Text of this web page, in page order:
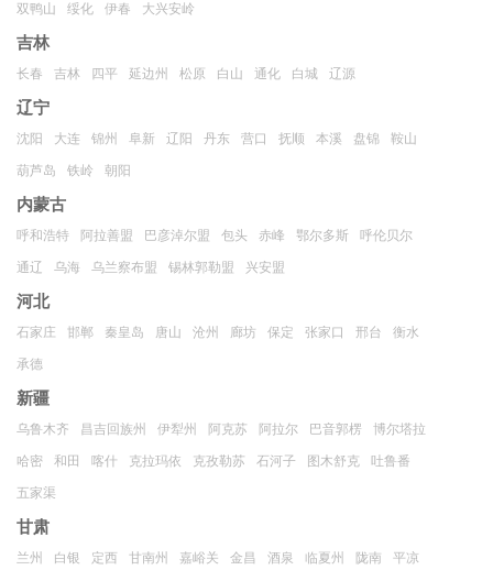
双鸭山 绥化 伊春 大兴安岭
吉林
长春 吉林 四平 延边州 松原 白山 通化 白城 辽源
辽宁
沈阳 大连 锦州 阜新 辽阳 丹东 营口 抚顺 本溪 盘锦 鞍山
葫芦岛 铁岭 朝阳
内蒙古
呼和浩特 阿拉善盟 巴彦淖尔盟 包头 赤峰 鄂尔多斯 呼伦贝尔
通辽 乌海 乌兰察布盟 锡林郭勒盟 兴安盟
河北
石家庄 邯郸 秦皇岛 唐山 沧州 廊坊 保定 张家口 邢台 衡水
承德
新疆
乌鲁木齐 昌吉回族州 伊犁州 阿克苏 阿拉尔 巴音郭楞 博尔塔拉
哈密 和田 喀什 克拉玛依 克孜勒苏 石河子 图木舒克 吐鲁番
五家渠
甘肃
兰州 白银 定西 甘南州 嘉峪关 金昌 酒泉 临夏州 陇南 平凉